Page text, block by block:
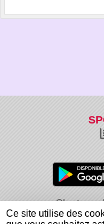
Charte
Informations
Ce site utilise des